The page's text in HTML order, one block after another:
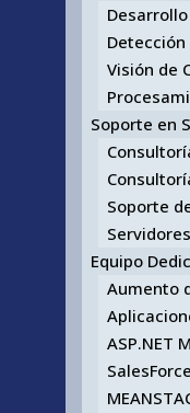
Visión de
Soporte en
Soporte
Equipo
Aumento
ASP.NET
SalesForce